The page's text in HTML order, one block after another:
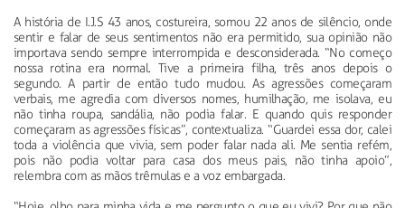
A história de I.J.S 43 anos, costureira, somou 22 anos de silêncio, onde
sentir e falar de seus sentimentos não era permitido, sua opinião não
importava sendo sempre interrompida e desconsiderada. “No começo
nossa rotina era normal. Tive a primeira filha, três anos depois o
segundo. A partir de então tudo mudou. As agressões começaram
verbais, me agredia com diversos nomes, humilhação, me isolava, eu
não tinha roupa, sandália, não podia falar. E quando quis responder
começaram as agressões físicas”, contextualiza. “Guardei essa dor, calei
toda a violência que vivia, sem poder falar nada ali. Me sentia refém,
pois não podia voltar para casa dos meus pais, não tinha apoio”,
relembra com as mãos trêmulas e a voz embargada.